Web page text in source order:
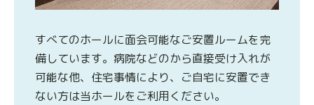
すべてのホールに面会可能なご安置ルームを完
備しています。病院などのから直接受け入れが
可能な他、住宅事情により、ご自宅に安置でき
ない方は当ホールをご利用ください。